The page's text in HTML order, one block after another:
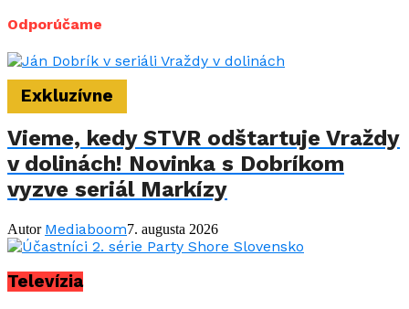
Odporúčame
Exkluzívne
Vieme, kedy STVR odštartuje Vraždy
v dolinách! Novinka s Dobríkom
vyzve seriál Markízy
Autor Mediaboom7. augusta 2026
Televízia